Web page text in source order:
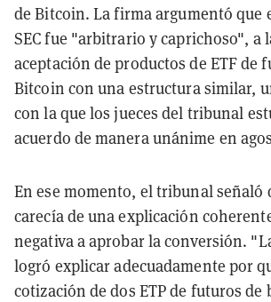
de Bitcoin. La firma argumentó que
SEC fue "arbitrario y caprichoso", a
aceptación de productos de ETF de
Bitcoin con una estructura similar,
con la que los jueces del tribunal
acuerdo de manera unánime en
En ese momento, el tribunal señaló
carecía de una explicación
negativa a aprobar la conversión.
logró explicar adecuadamente por
cotización de dos ETP de futuros